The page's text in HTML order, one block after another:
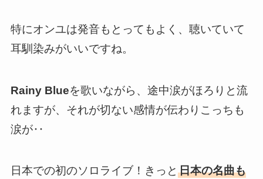
特にオンユは発音もとってもよく、聴いていて
耳馴染みがいいですね。
Rainy Blueを歌いながら、途中涙がほろりと流
れますが、それが切ない感情が伝わりこっちも
涙が‥
日本での初のソロライブ！きっと 日本の名曲も